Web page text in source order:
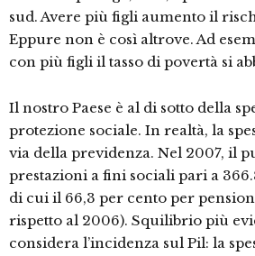
sud. Avere più figli aumento il
Eppure non è così altrove. Ad
con più figli il tasso di povertà si
Il nostro Paese è al di sotto della
protezione sociale. In realtà, la
via della previdenza. Nel 2007, il
prestazioni a fini sociali pari a
di cui il 66,3 per cento per
rispetto al 2006). Squilibrio più
considera l’incidenza sul Pil: la